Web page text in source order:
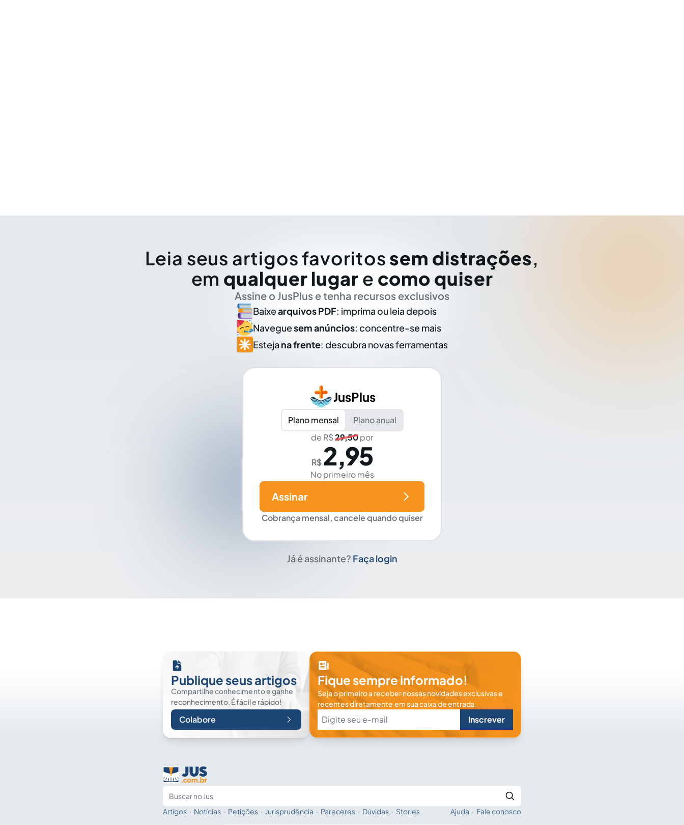
Leia seus artigos favoritos sem distrações,
em qualquer lugar e como quiser
Assine o JusPlus e tenha recursos exclusivos
Baixearquivos PDF: imprima ou leia depois
Naveguesem anúncios: concentre-se mais
Esteja na frente: descubra novas ferramentas
JusPlus
Plano mensal
Plano anual
de R$29,50por
R$ 2,95
No primeiro mês
Cobrança mensal, cancele quando quiser
Assinar
Já é assinante? Faça login
Publique seus artigos
Compartilhe conhecimento e ganhe
reconhecimento. É fácil e rápido!
Colabore
Fique sempre informado!
Seja o primeiro a receber nossas novidades exclusivas e
recentes diretamente em sua caixa de entrada.
Inscrever
Artigos · Notícias · Petições · Jurisprudência · Pareceres · Dúvidas · Stories Ajuda · Fale conosco